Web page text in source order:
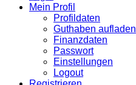
Mein Profil
Profildaten
Guthaben aufladen
Finanzdaten
Passwort
Einstellungen
Logout